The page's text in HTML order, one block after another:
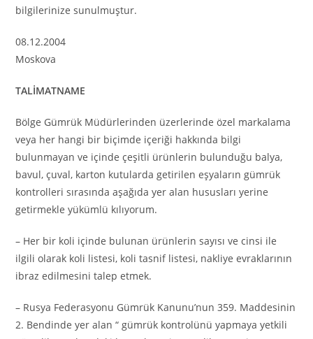
bilgilerinize sunulmuştur.
08.12.2004
Moskova
TALİMATNAME
Bölge Gümrük Müdürlerinden üzerlerinde özel markalama
veya her hangi bir biçimde içeriği hakkında bilgi
bulunmayan ve içinde çeşitli ürünlerin bulunduğu balya,
bavul, çuval, karton kutularda getirilen eşyaların gümrük
kontrolleri sırasında aşağıda yer alan hususları yerine
getirmekle yükümlü kılıyorum.
– Her bir koli içinde bulunan ürünlerin sayısı ve cinsi ile
ilgili olarak koli listesi, koli tasnif listesi, nakliye evraklarının
ibraz edilmesini talep etmek.
– Rusya Federasyonu Gümrük Kanunu’nun 359. Maddesinin
2. Bendinde yer alan “ gümrük kontrolünü yapmaya yetkili